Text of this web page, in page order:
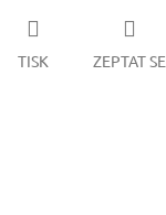
TISK ZEPTAT SE